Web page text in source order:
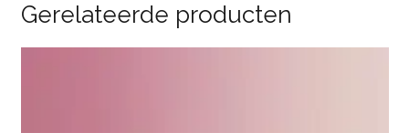
Gerelateerde producten